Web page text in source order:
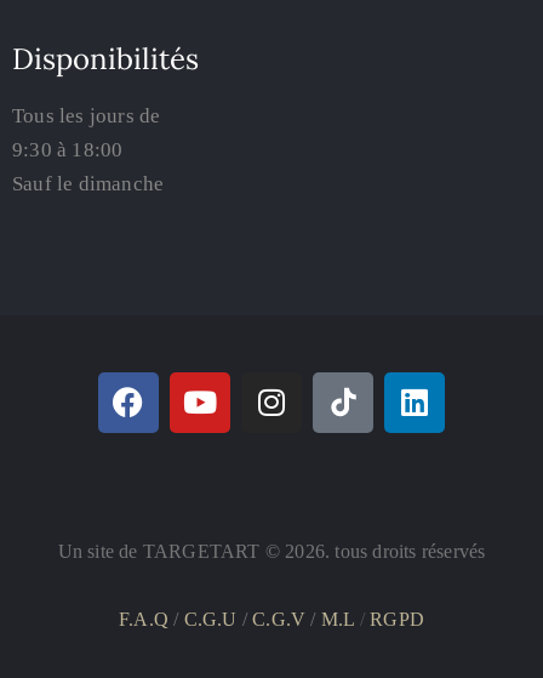
Disponibilités
Tous les jours de
9:30 à 18:00
Sauf le dimanche
Un site de TARGETART © 2026. tous droits réservés
F.A.Q / C.G.U /C.G.V/ M.L /RGPD